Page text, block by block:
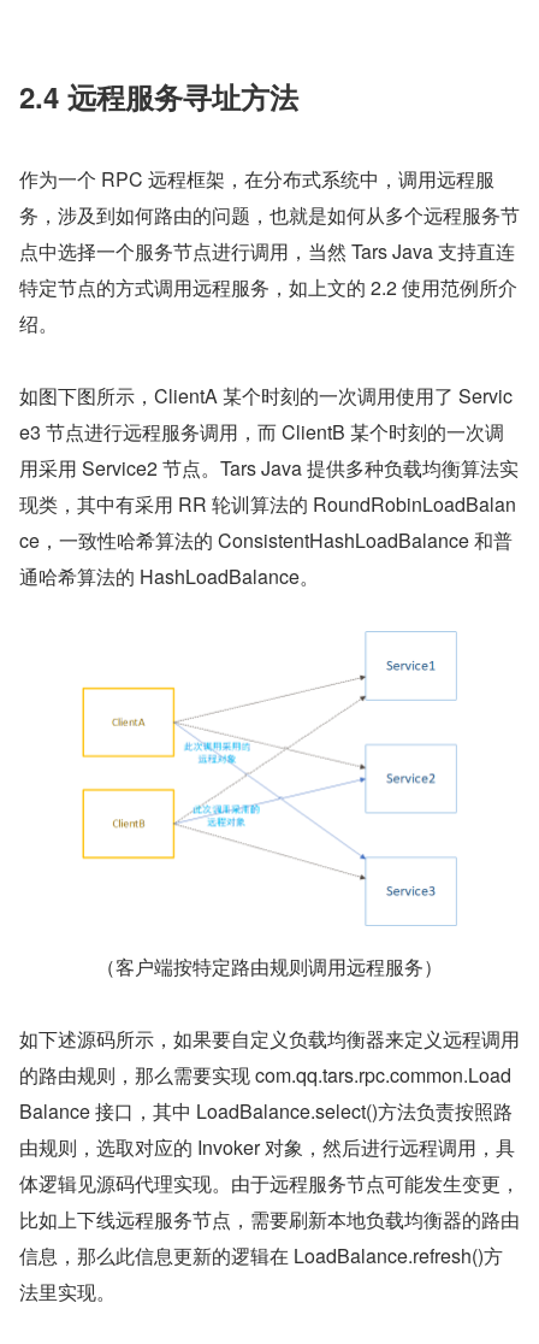
2.4 远程服务寻址方法
作为一个 RPC 远程框架，在分布式系统中，调用远程服
务，涉及到如何路由的问题，也就是如何从多个远程服务节
点中选择一个服务节点进行调用，当然 Tars Java 支持直连
特定节点的方式调用远程服务，如上文的 2.2 使用范例所介
绍。
如图下图所示，ClientA 某个时刻的一次调用使用了 Servic
e3 节点进行远程服务调用，而 ClientB 某个时刻的一次调
用采用 Service2 节点。Tars Java 提供多种负载均衡算法实
现类，其中有采用 RR 轮训算法的 RoundRobinLoadBalan
ce，一致性哈希算法的 ConsistentHashLoadBalance 和普
通哈希算法的 HashLoadBalance。
（客户端按特定路由规则调用远程服务）
如下述源码所示，如果要自定义负载均衡器来定义远程调用
的路由规则，那么需要实现 com.qq.tars.rpc.common.Load
Balance 接口，其中 LoadBalance.select()方法负责按照路
由规则，选取对应的 Invoker 对象，然后进行远程调用，具
体逻辑见源码代理实现。由于远程服务节点可能发生变更，
比如上下线远程服务节点，需要刷新本地负载均衡器的路由
信息，那么此信息更新的逻辑在 LoadBalance.refresh()方
法里实现。